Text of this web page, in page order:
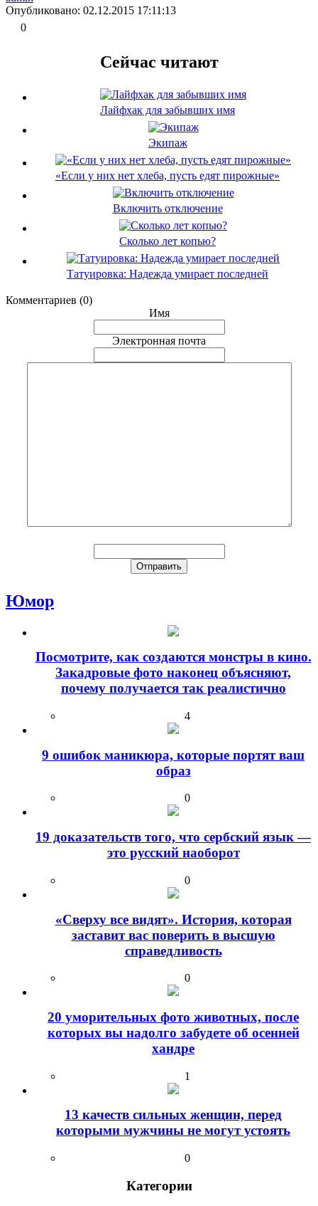
Опубликовано: 02.12.2015 17:11:13
0
Сейчас читают
Лайфхак для забывших имя
Экипаж
«Если у них нет хлеба, пусть едят пирожные»
Включить отключение
Сколько лет копью?
Татуировка: Надежда умирает последней
Комментариев (0)
Имя
Электронная почта
Юмор
Посмотрите, как создаются монстры в кино.
Закадровые фото наконец объясняют,
почему получается так реалистично
4
9 ошибок маникюра, которые портят ваш
образ
0
19 доказательств того, что сербский язык —
это русский наоборот
0
«Сверху все видят». История, которая
заставит вас поверить в высшую
справедливость
0
20 уморительных фото животных, после
которых вы надолго забудете об осенней
хандре
1
13 качеств сильных женщин, перед
которыми мужчины не могут устоять
0
Категории